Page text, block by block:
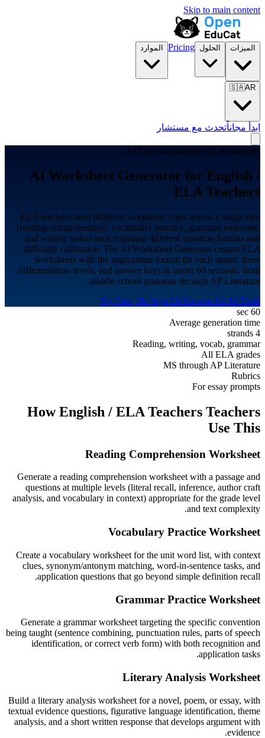
Skip to main content
الميزات الحلول Pricing الموارد
🇸🇦AR
ابدأ مجاناًتحدث مع مستشار
AI Tool for English / ELA Teachers
AI Worksheet Generator for English /
ELA Teachers
ELA teachers need different worksheet types across a single unit
(reading comprehension, vocabulary practice, grammar exercises,
and writing tasks) each requiring different question formats and
difficulty calibration. The AI Worksheet Generator creates ELA
worksheets with the appropriate format for each strand, three
differentiation levels, and answer keys in under 60 seconds, from
middle school grammar through AP Literature.
Try Free, No Sign-UpBrowse All AI Tools
60 sec
Average generation time
4 strands
Reading, writing, vocab, grammar
All ELA grades
MS through AP Literature
Rubrics
For essay prompts
HowEnglish / ELA Teachers Teachers
Use This
Reading Comprehension Worksheet
Generate a reading comprehension worksheet with a passage and
questions at multiple levels (literal recall, inference, author craft
analysis, and vocabulary in context) appropriate for the grade level
and text complexity.
Vocabulary Practice Worksheet
Create a vocabulary worksheet for the unit word list, with context
clues, synonym/antonym matching, word-in-sentence tasks, and
application questions that go beyond simple definition recall.
Grammar Practice Worksheet
Generate a grammar worksheet targeting the specific convention
being taught (sentence combining, punctuation rules, parts of speech
identification, or correct verb form) with both recognition and
application tasks.
Literary Analysis Worksheet
Build a literary analysis worksheet for a novel, poem, or essay, with
textual evidence questions, figurative language identification, theme
analysis, and a short written response that develops argument with
evidence.